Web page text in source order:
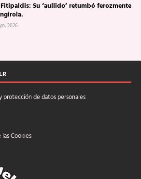
Su ‘aullido’ retumbó ferozmente
2026
protección de datos personales
Cookies